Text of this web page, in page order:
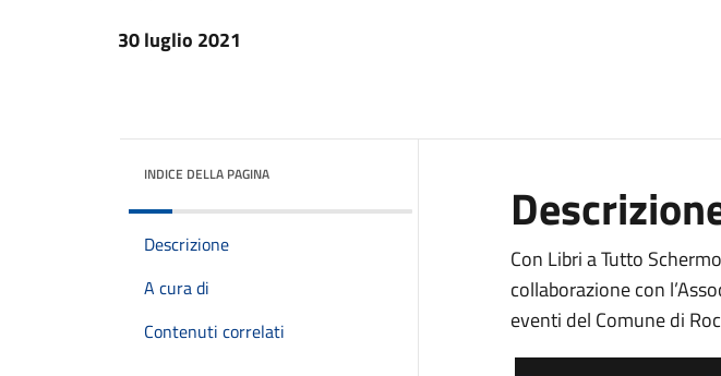
30 luglio 2021
INDICE DELLA PAGINA
Descrizione
A cura di
Contenuti correlati
Con Libri a Tutto
collaborazione con
eventi del Comune di